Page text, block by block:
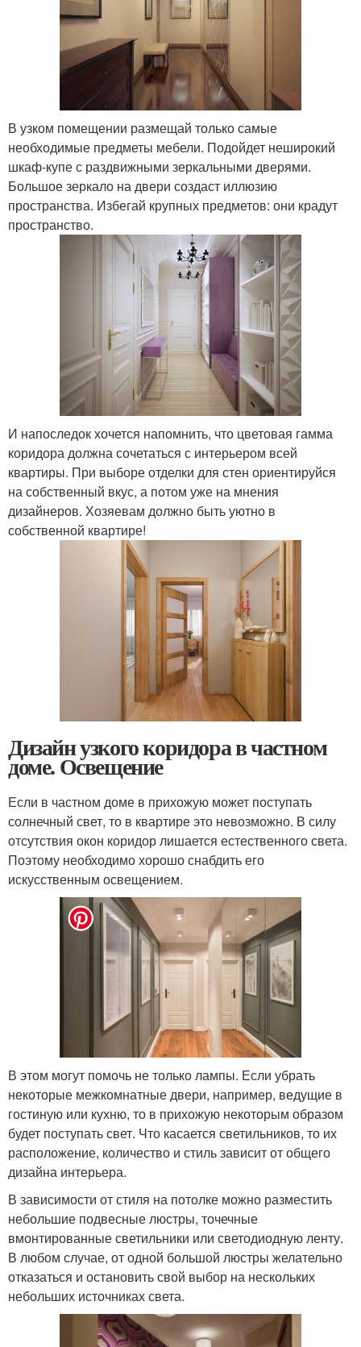
В узком помещении размещай только самые
необходимые предметы мебели. Подойдет неширокий
шкаф-купе с раздвижными зеркальными дверями.
Большое зеркало на двери создаст иллюзию
пространства. Избегай крупных предметов: они крадут
пространство.
И напоследок хочется напомнить, что цветовая гамма
коридора должна сочетаться с интерьером всей
квартиры. При выборе отделки для стен ориентируйся
на собственный вкус, а потом уже на мнения
дизайнеров. Хозяевам должно быть уютно в
собственной квартире!
Дизайн узкого коридора в частном
доме. Освещение
Если в частном доме в прихожую может поступать
солнечный свет, то в квартире это невозможно. В силу
отсутствия окон коридор лишается естественного света.
Поэтому необходимо хорошо снабдить его
искусственным освещением.
В этом могут помочь не только лампы. Если убрать
некоторые межкомнатные двери, например, ведущие в
гостиную или кухню, то в прихожую некоторым образом
будет поступать свет. Что касается светильников, то их
расположение, количество и стиль зависит от общего
дизайна интерьера.
В зависимости от стиля на потолке можно разместить
небольшие подвесные люстры, точечные
вмонтированные светильники или светодиодную ленту.
В любом случае, от одной большой люстры желательно
отказаться и остановить свой выбор на нескольких
небольших источниках света.